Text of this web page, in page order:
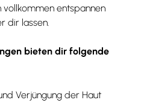
vollkommen entspannen
dir lassen.
bieten dir folgende
Verjüngung der Haut